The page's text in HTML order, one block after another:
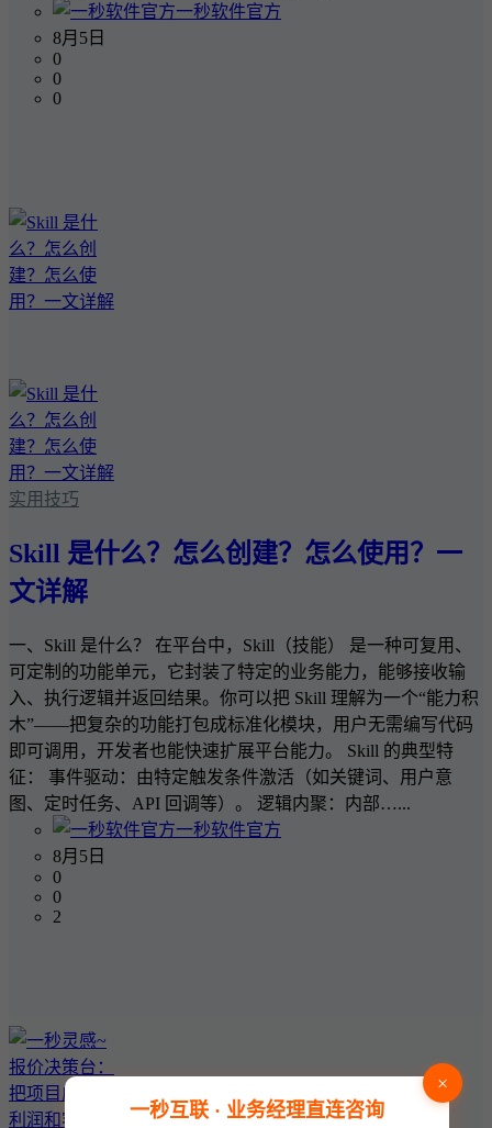
一秒软件官方
8月5日
0
0
0
实用技巧
Skill 是什么？怎么创建？怎么使用？一
文详解
一、Skill 是什么？ 在平台中，Skill（技能） 是一种可复用、
可定制的功能单元，它封装了特定的业务能力，能够接收输
入、执行逻辑并返回结果。你可以把 Skill 理解为一个“能力积
木”——把复杂的功能打包成标准化模块，用户无需编写代码
即可调用，开发者也能快速扩展平台能力。 Skill 的典型特
征： 事件驱动：由特定触发条件激活（如关键词、用户意
图、定时任务、API 回调等）。 逻辑内聚：内部…...
一秒软件官方
8月5日
0
0
2
×
一秒互联 · 业务经理直连咨询